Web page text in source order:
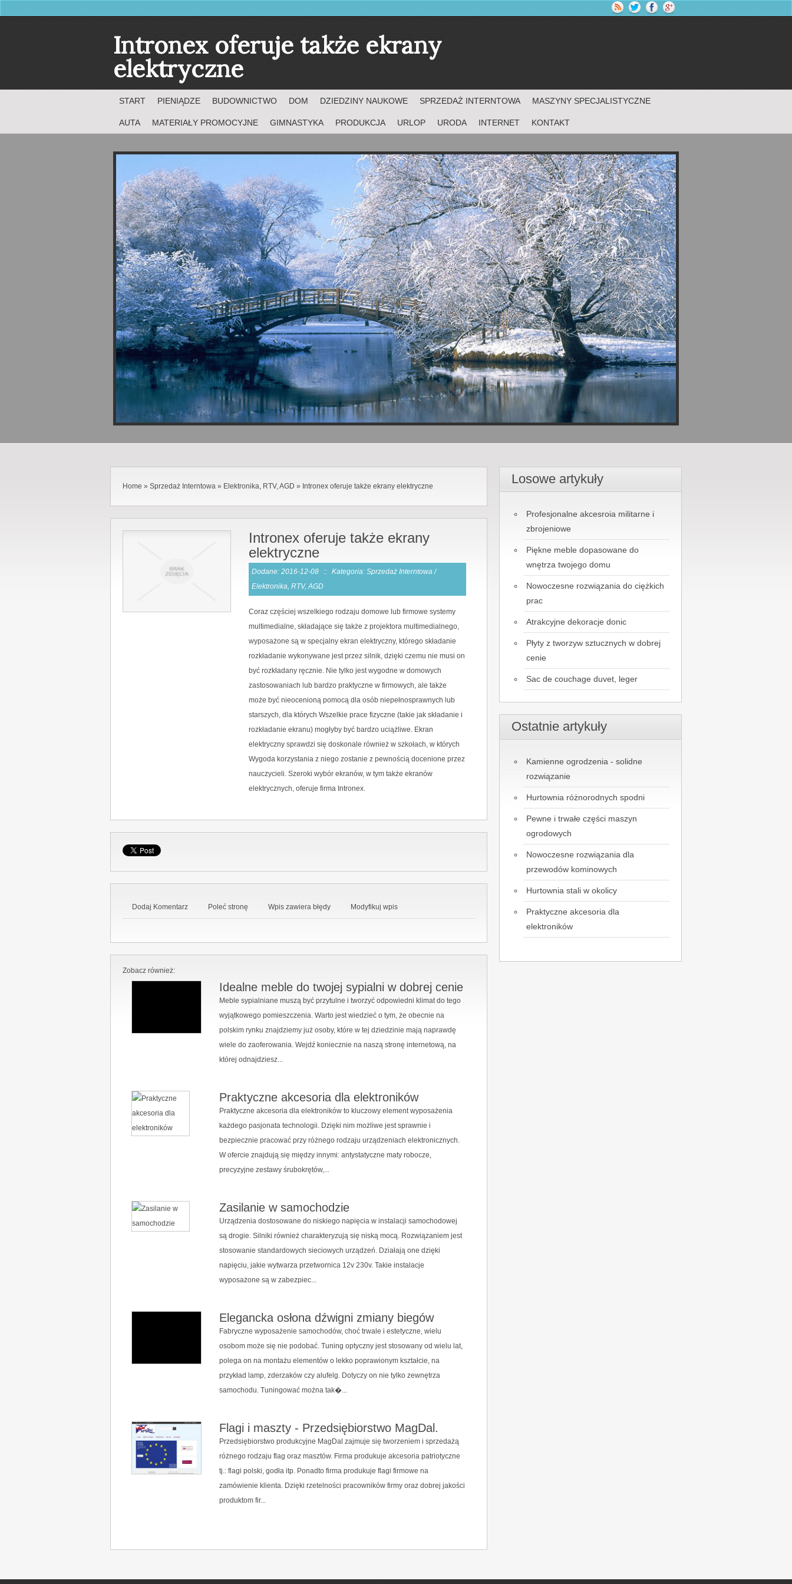
Intronex oferuje także ekrany
elektryczne
START PIENIĄDZE BUDOWNICTWO DOM DZIEDZINY NAUKOWE SPRZEDAŻ INTERNTOWA MASZYNY SPECJALISTYCZNE
AUTA MATERIAŁY PROMOCYJNE GIMNASTYKA PRODUKCJA URLOP URODA INTERNET KONTAKT
Home » Sprzedaż Interntowa » Elektronika, RTV, AGD » Intronex oferuje także ekrany elektryczne
Intronex oferuje także ekrany
elektryczne
Dodane: 2016-12-08 :: Kategoria: Sprzedaż Interntowa /
Elektronika, RTV, AGD
Coraz częściej wszelkiego rodzaju domowe lub firmowe systemy
multimedialne, składające się także z projektora multimedialnego,
wyposażone są w specjalny ekran elektryczny, którego składanie
rozkładanie wykonywane jest przez silnik, dzięki czemu nie musi on
być rozkładany ręcznie. Nie tylko jest wygodne w domowych
zastosowaniach lub bardzo praktyczne w firmowych, ale także
może być nieocenioną pomocą dla osób niepełnosprawnych lub
starszych, dla których Wszelkie prace fizyczne (takie jak składanie i
rozkładanie ekranu) mogłyby być bardzo uciążliwe. Ekran
elektryczny sprawdzi się doskonale również w szkołach, w których
Wygoda korzystania z niego zostanie z pewnością docenione przez
nauczycieli. Szeroki wybór ekranów, w tym także ekranów
elektrycznych, oferuje firma Intronex.
Dodaj Komentarz Poleć stronę Wpis zawiera błędy Modyfikuj wpis
Zobacz również:
Idealne meble do twojej sypialni w dobrej cenie
Meble sypialniane muszą być przytulne i tworzyć odpowiedni klimat do tego
wyjątkowego pomieszczenia. Warto jest wiedzieć o tym, że obecnie na
polskim rynku znajdziemy już osoby, które w tej dziedzinie mają naprawdę
wiele do zaoferowania. Wejdź koniecznie na naszą stronę internetową, na
której odnajdziesz...
Praktyczne akcesoria dla elektroników
Praktyczne akcesoria dla elektroników to kluczowy element wyposażenia
każdego pasjonata technologii. Dzięki nim możliwe jest sprawnie i
bezpiecznie pracować przy różnego rodzaju urządzeniach elektronicznych.
W ofercie znajdują się między innymi: antystatyczne maty robocze,
precyzyjne zestawy śrubokrętów,...
Zasilanie w samochodzie
Urządzenia dostosowane do niskiego napięcia w instalacji samochodowej
są drogie. Silniki również charakteryzują się niską mocą. Rozwiązaniem jest
stosowanie standardowych sieciowych urządzeń. Działają one dzięki
napięciu, jakie wytwarza przetwornica 12v 230v. Takie instalacje
wyposażone są w zabezpiec...
Elegancka osłona dźwigni zmiany biegów
Fabryczne wyposażenie samochodów, choć trwale i estetyczne, wielu
osobom może się nie podobać. Tuning optyczny jest stosowany od wielu lat,
polega on na montażu elementów o lekko poprawionym kształcie, na
przykład lamp, zderzaków czy alufelg. Dotyczy on nie tylko zewnętrza
samochodu. Tuningować można tak�...
Flagi i maszty - Przedsiębiorstwo MagDal.
Przedsiębiorstwo produkcyjne MagDal zajmuje się tworzeniem i sprzedażą
różnego rodzaju flag oraz masztów. Firma produkuje akcesoria patriotyczne
tj.: flagi polski, godła itp. Ponadto firma produkuje flagi firmowe na
zamówienie klienta. Dzięki rzetelności pracowników firmy oraz dobrej jakości
produktom fir...
Losowe artykuły
Profesjonalne akcesroia militarne i
zbrojeniowe
Piękne meble dopasowane do
wnętrza twojego domu
Nowoczesne rozwiązania do ciężkich
prac
Atrakcyjne dekoracje donic
Płyty z tworzyw sztucznych w dobrej
cenie
Sac de couchage duvet, leger
Ostatnie artykuły
Kamienne ogrodzenia - solidne
rozwiązanie
Hurtownia różnorodnych spodni
Pewne i trwałe części maszyn
ogrodowych
Nowoczesne rozwiązania dla
przewodów kominowych
Hurtownia stali w okolicy
Praktyczne akcesoria dla
elektroników